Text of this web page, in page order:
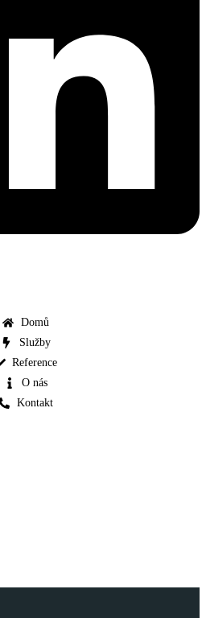
Domů
Služby
Reference
O nás
Kontakt